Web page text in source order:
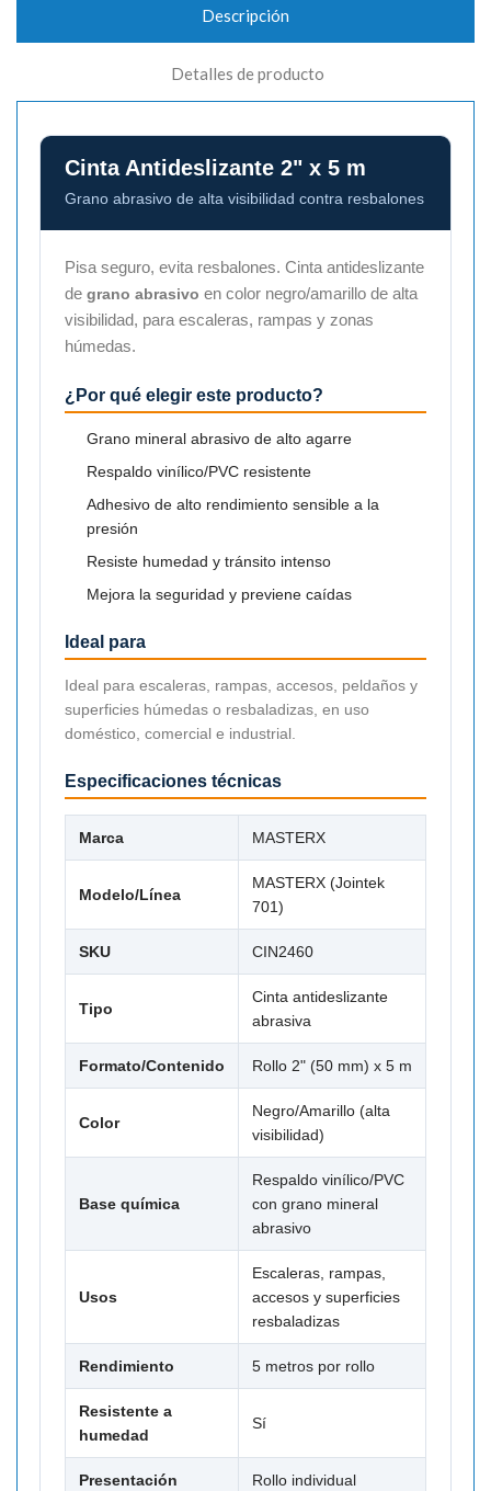
Descripción
Detalles de producto
Cinta Antideslizante 2" x 5 m
Grano abrasivo de alta visibilidad contra resbalones
Pisa seguro, evita resbalones. Cinta antideslizante
de grano abrasivo en color negro/amarillo de alta
visibilidad, para escaleras, rampas y zonas
húmedas.
¿Por qué elegir este producto?
Grano mineral abrasivo de alto agarre
Respaldo vinílico/PVC resistente
Adhesivo de alto rendimiento sensible a la
presión
Resiste humedad y tránsito intenso
Mejora la seguridad y previene caídas
Ideal para
Ideal para escaleras, rampas, accesos, peldaños y
superficies húmedas o resbaladizas, en uso
doméstico, comercial e industrial.
Especificaciones técnicas
Marca MASTERX
Modelo/Línea
MASTERX (Jointek
701)
SKU CIN2460
Tipo
Cinta antideslizante
abrasiva
Formato/Contenido Rollo 2" (50 mm) x 5 m
Color
Negro/Amarillo (alta
visibilidad)
Base química
Respaldo vinílico/PVC
con grano mineral
abrasivo
Usos
Escaleras, rampas,
accesos y superficies
resbaladizas
Rendimiento 5 metros por rollo
Resistente a
humedad
Sí
Presentación Rollo individual